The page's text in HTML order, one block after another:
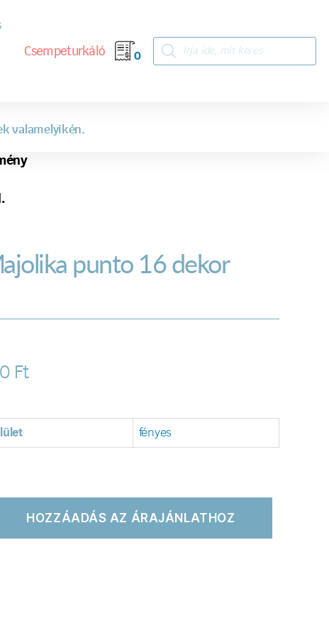
Csempeturkáló 0
valamelyikén.
punto 16 dekor
Ft
fényes
HOZZÁADÁS AZ ÁRAJÁNLATHOZ